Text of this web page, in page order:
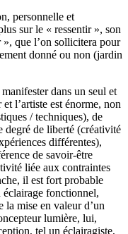
personnelle et
sur le « ressentir », son
que l’on sollicitera pour
donné ou non (jardin
dans un seul et
l’artiste est énorme, non
/ techniques), de
degré de liberté (créativité
différentes),
de savoir-être
liée aux contraintes
il est fort probable
éclairage fonctionnel,
la mise en valeur d’un
lumière, lui,
tel un éclairagiste,